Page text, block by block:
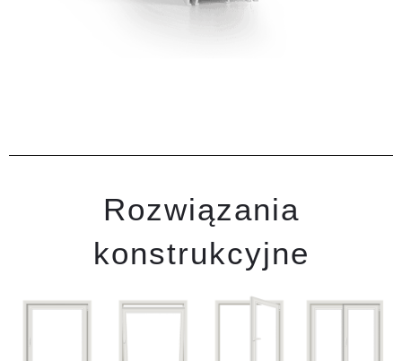
Rozwiązania
konstrukcyjne